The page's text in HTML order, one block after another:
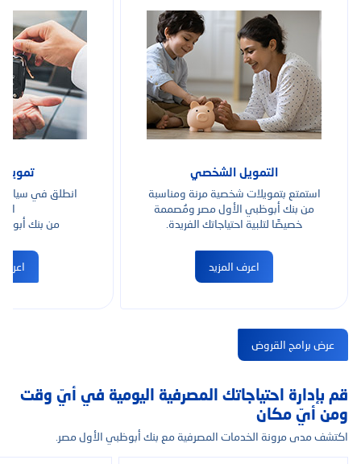
التمويل الشخصي
استمتع بتمويلات شخصية مرنة ومناسبة
من بنك أبوظبي الأول مصر ومُصممة
خصيصًا لتلبية احتياجاتك الفريدة.
اعرف المزيد
تمويل
انطلق في
من بنك
اعرف
عرض برامج القروض
قم بإدارة احتياجاتك المصرفية اليومية في أيّ وقت
ومن أيّ مكان
اكتشف مدى مرونة الخدمات المصرفية مع بنك أبوظبي الأول مصر.